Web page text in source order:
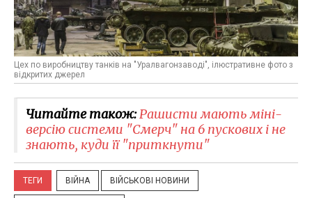
Цех по виробництву танків на "Уралвагонзаводі", ілюстративне фото з
відкритих джерел
Читайте також:Рашисти мають міні-
версію системи "Смерч" на 6 пускових і не
знають, куди її "приткнути"
ТЕГИ ВІЙНА ВІЙСЬКОВІ НОВИНИ